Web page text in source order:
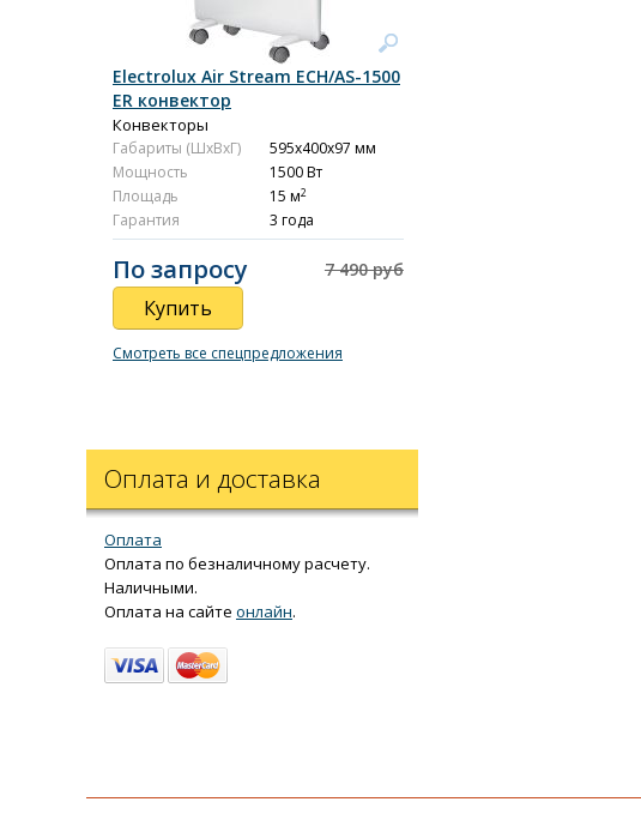
Electrolux Air Stream ECH/AS-1500
ER конвектор
Конвекторы
Габариты (ШxВxГ)
595x400x97 мм
Мощность
1500 Вт
Площадь
15 м2
Гарантия 3 года
По запросу 7 490 руб
Купить
Смотреть все спецпредложения
Оплата и доставка
Оплата
Оплата по безналичному расчету.
Наличными.
Оплата на сайте онлайн.